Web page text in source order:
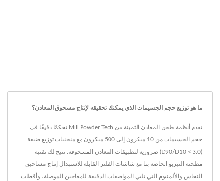
ما هو توزيع حجم الجسيمات الذي يمكنك تحقيقه لإنتاج مسحوق المعادن؟
تقدم أنظمة طحن المعادن الثمينة من Mill Powder Tech تحكمًا دقيقًا في
حجم الجسيمات من 10 ميكرون إلى 500 ميكرون مع منحنيات توزيع ضيقة
(D90/D10 < 3.0) ضرورية لتطبيقات المعادن المسحوقة. تتيح لك تقنية
مطحنة التيربو الخاصة بنا مع شاشات الفلتر القابلة للاستبدال إنتاج مساحيق
النحاس والألمنيوم التي تلبي المواصفات الدقيقة للمعاجين الموصلة، وأقطاب